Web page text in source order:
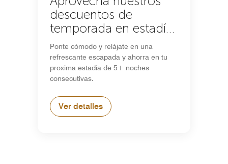
descuentos de
temporada en estadías
de 5+ noches
Ponte cómodo y relájate en una
refrescante escapada y ahorra en tu
proxima estadía de 5+ noches
consecutivas.
Ver detalles